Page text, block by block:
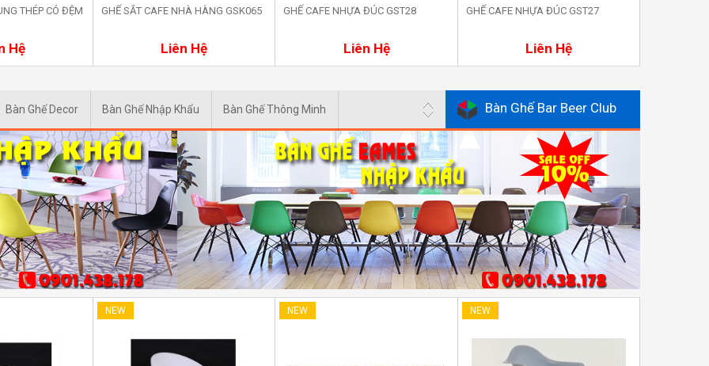
THÉP CÓ ĐỆM
Hệ
GHẾ SẮT CAFE NHÀ HÀNG GSK065
Liên Hệ
GHẾ CAFE NHỰA ĐÚC GST28
Liên Hệ
GHẾ CAFE NHỰA ĐÚC GST27
Liên Hệ
Bàn Ghế Bar Beer Club
Bàn Ghế Decor Bàn Ghế Nhập Khẩu Bàn Ghế Thông Minh
NEW NEW NEW